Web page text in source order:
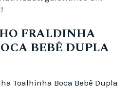
FRALDINHA
BEBÊ DUPLA
Toalhinha Boca Bebê Dupla